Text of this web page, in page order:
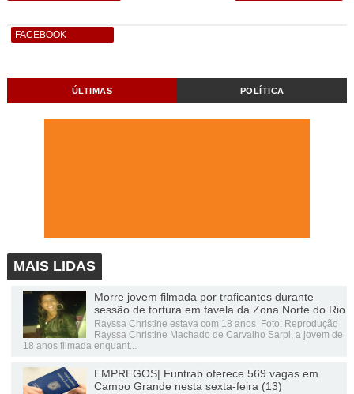
FACEBOOK
ÚLTIMAS POLÍTICA
MAIS LIDAS
Morre jovem filmada por traficantes durante
sessão de tortura em favela da Zona Norte do Rio
Rayssa Christine estava com 18 anos Foto: Reprodução
Rayssa Christine Machado de Carvalho Sarpi, a jovem de
18 anos filmada enquant...
EMPREGOS| Funtrab oferece 569 vagas em
Campo Grande nesta sexta-feira (13)